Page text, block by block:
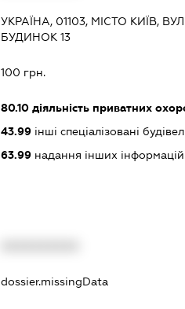
УКРАЇНА, 01103, МІСТО КИЇВ,
БУДИНОК 13
100 грн.
80.10діяльність приватних
43.99інші спеціалізовані
63.99надання інших
dossier.missingData